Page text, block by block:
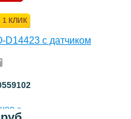
1 КЛИК
с датчиком
»